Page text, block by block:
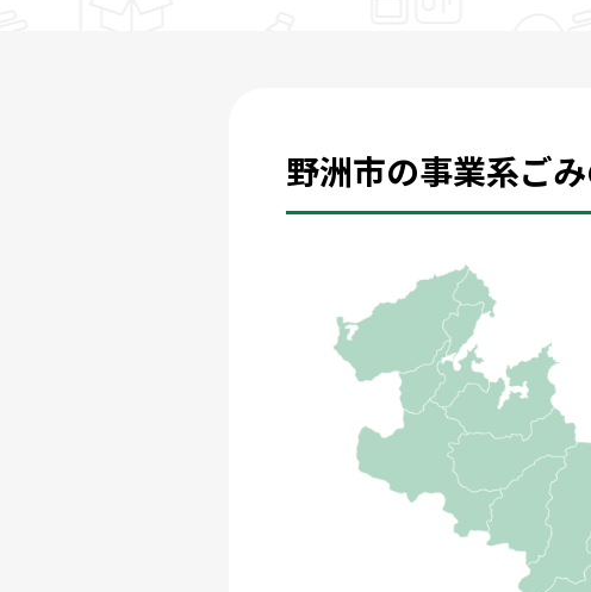
野洲市の事業系ご